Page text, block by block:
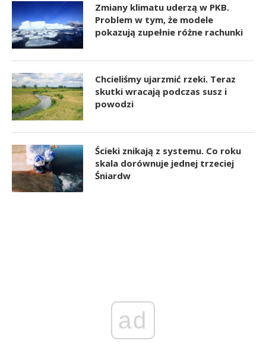
Zmiany klimatu uderzą w PKB.
Problem w tym, że modele
pokazują zupełnie różne rachunki
Chcieliśmy ujarzmić rzeki. Teraz
skutki wracają podczas susz i
powodzi
Ścieki znikają z systemu. Co roku
skala dorównuje jednej trzeciej
Śniardw
ad